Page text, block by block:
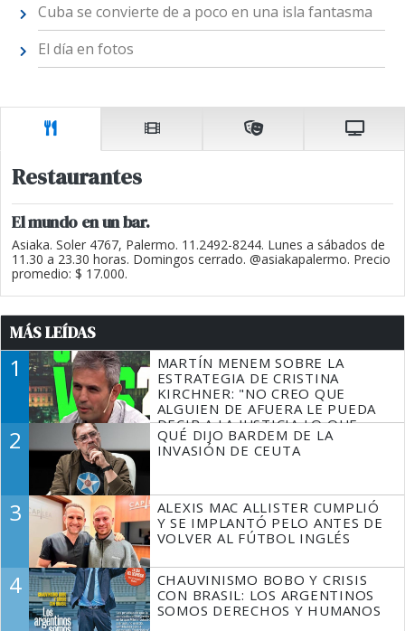
Cuba se convierte de a poco en una isla fantasma
El día en fotos
Restaurantes
El mundo en un bar.
Asiaka. Soler 4767, Palermo. 11.2492-8244. Lunes a sábados de
11.30 a 23.30 horas. Domingos cerrado. @asiakapalermo. Precio
promedio: $ 17.000.
MÁS LEÍDAS
1
MARTÍN MENEM SOBRE LA
ESTRATEGIA DE CRISTINA
KIRCHNER: "NO CREO QUE
ALGUIEN DE AFUERA LE PUEDA
DECIR A LA JUSTICIA LO QUE
TIENE QUE HACER"
2
QUÉ DIJO BARDEM DE LA
INVASIÓN DE CEUTA
3
ALEXIS MAC ALLISTER CUMPLIÓ
Y SE IMPLANTÓ PELO ANTES DE
VOLVER AL FÚTBOL INGLÉS
4
CHAUVINISMO BOBO Y CRISIS
CON BRASIL: LOS ARGENTINOS
SOMOS DERECHOS Y HUMANOS